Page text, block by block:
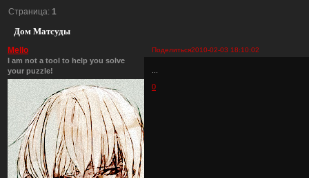
Дом Матсуды
Страница: 1
Поделиться2010-02-03 18:10:02
Mello
I am not a tool to help you solve
your puzzle!
0